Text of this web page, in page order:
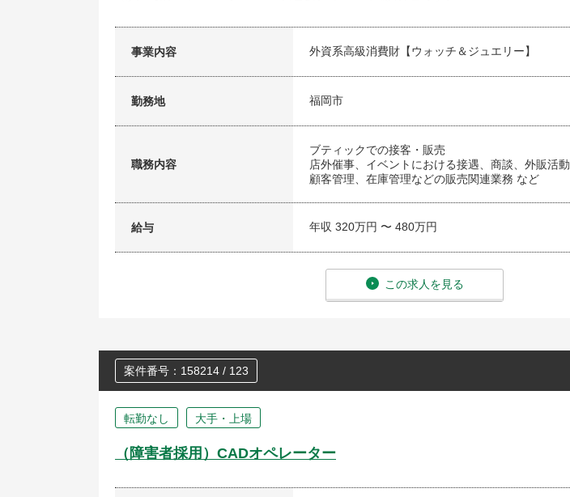
事業内容 外資系高級消費財【ウォッチ＆ジュエリー】
勤務地 福岡市
職務内容
ブティックでの接客・販売
店外催事、イベントにおける接遇、商談、外販活動
顧客管理、在庫管理などの販売関連業務 など
給与 年収 320万円 〜 480万円
この求人を見る
案件番号：158214 / 123
転勤なし 大手・上場
（障害者採用）CADオペレーター